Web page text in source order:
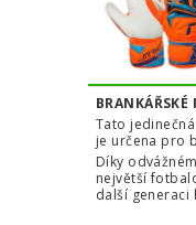
Tato
je určena pro
Díky
největší
další generaci